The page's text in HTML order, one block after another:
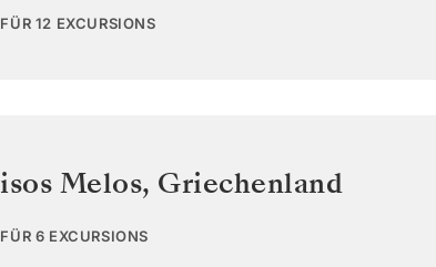
12 EXCURSIONS
Melos, Griechenland
6 EXCURSIONS